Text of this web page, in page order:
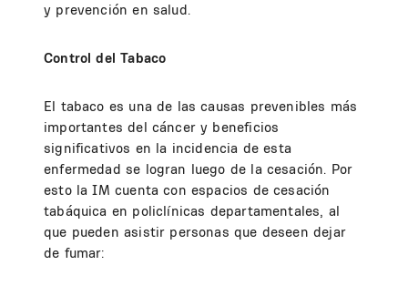
y prevención en salud.
Control del Tabaco
El tabaco es una de las causas prevenibles más
importantes del cáncer y beneficios
significativos en la incidencia de esta
enfermedad se logran luego de la cesación. Por
esto la IM cuenta con espacios de cesación
tabáquica en policlínicas departamentales, al
que pueden asistir personas que deseen dejar
de fumar: